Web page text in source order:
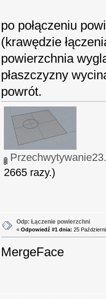
po połączeniu
(krawędzie
powierzchnia
płaszczyzny
powrót.
2665 razy.)
Odp: Łączenie powierzchni
«Odpowiedź #1 dnia: 25
MergeFace